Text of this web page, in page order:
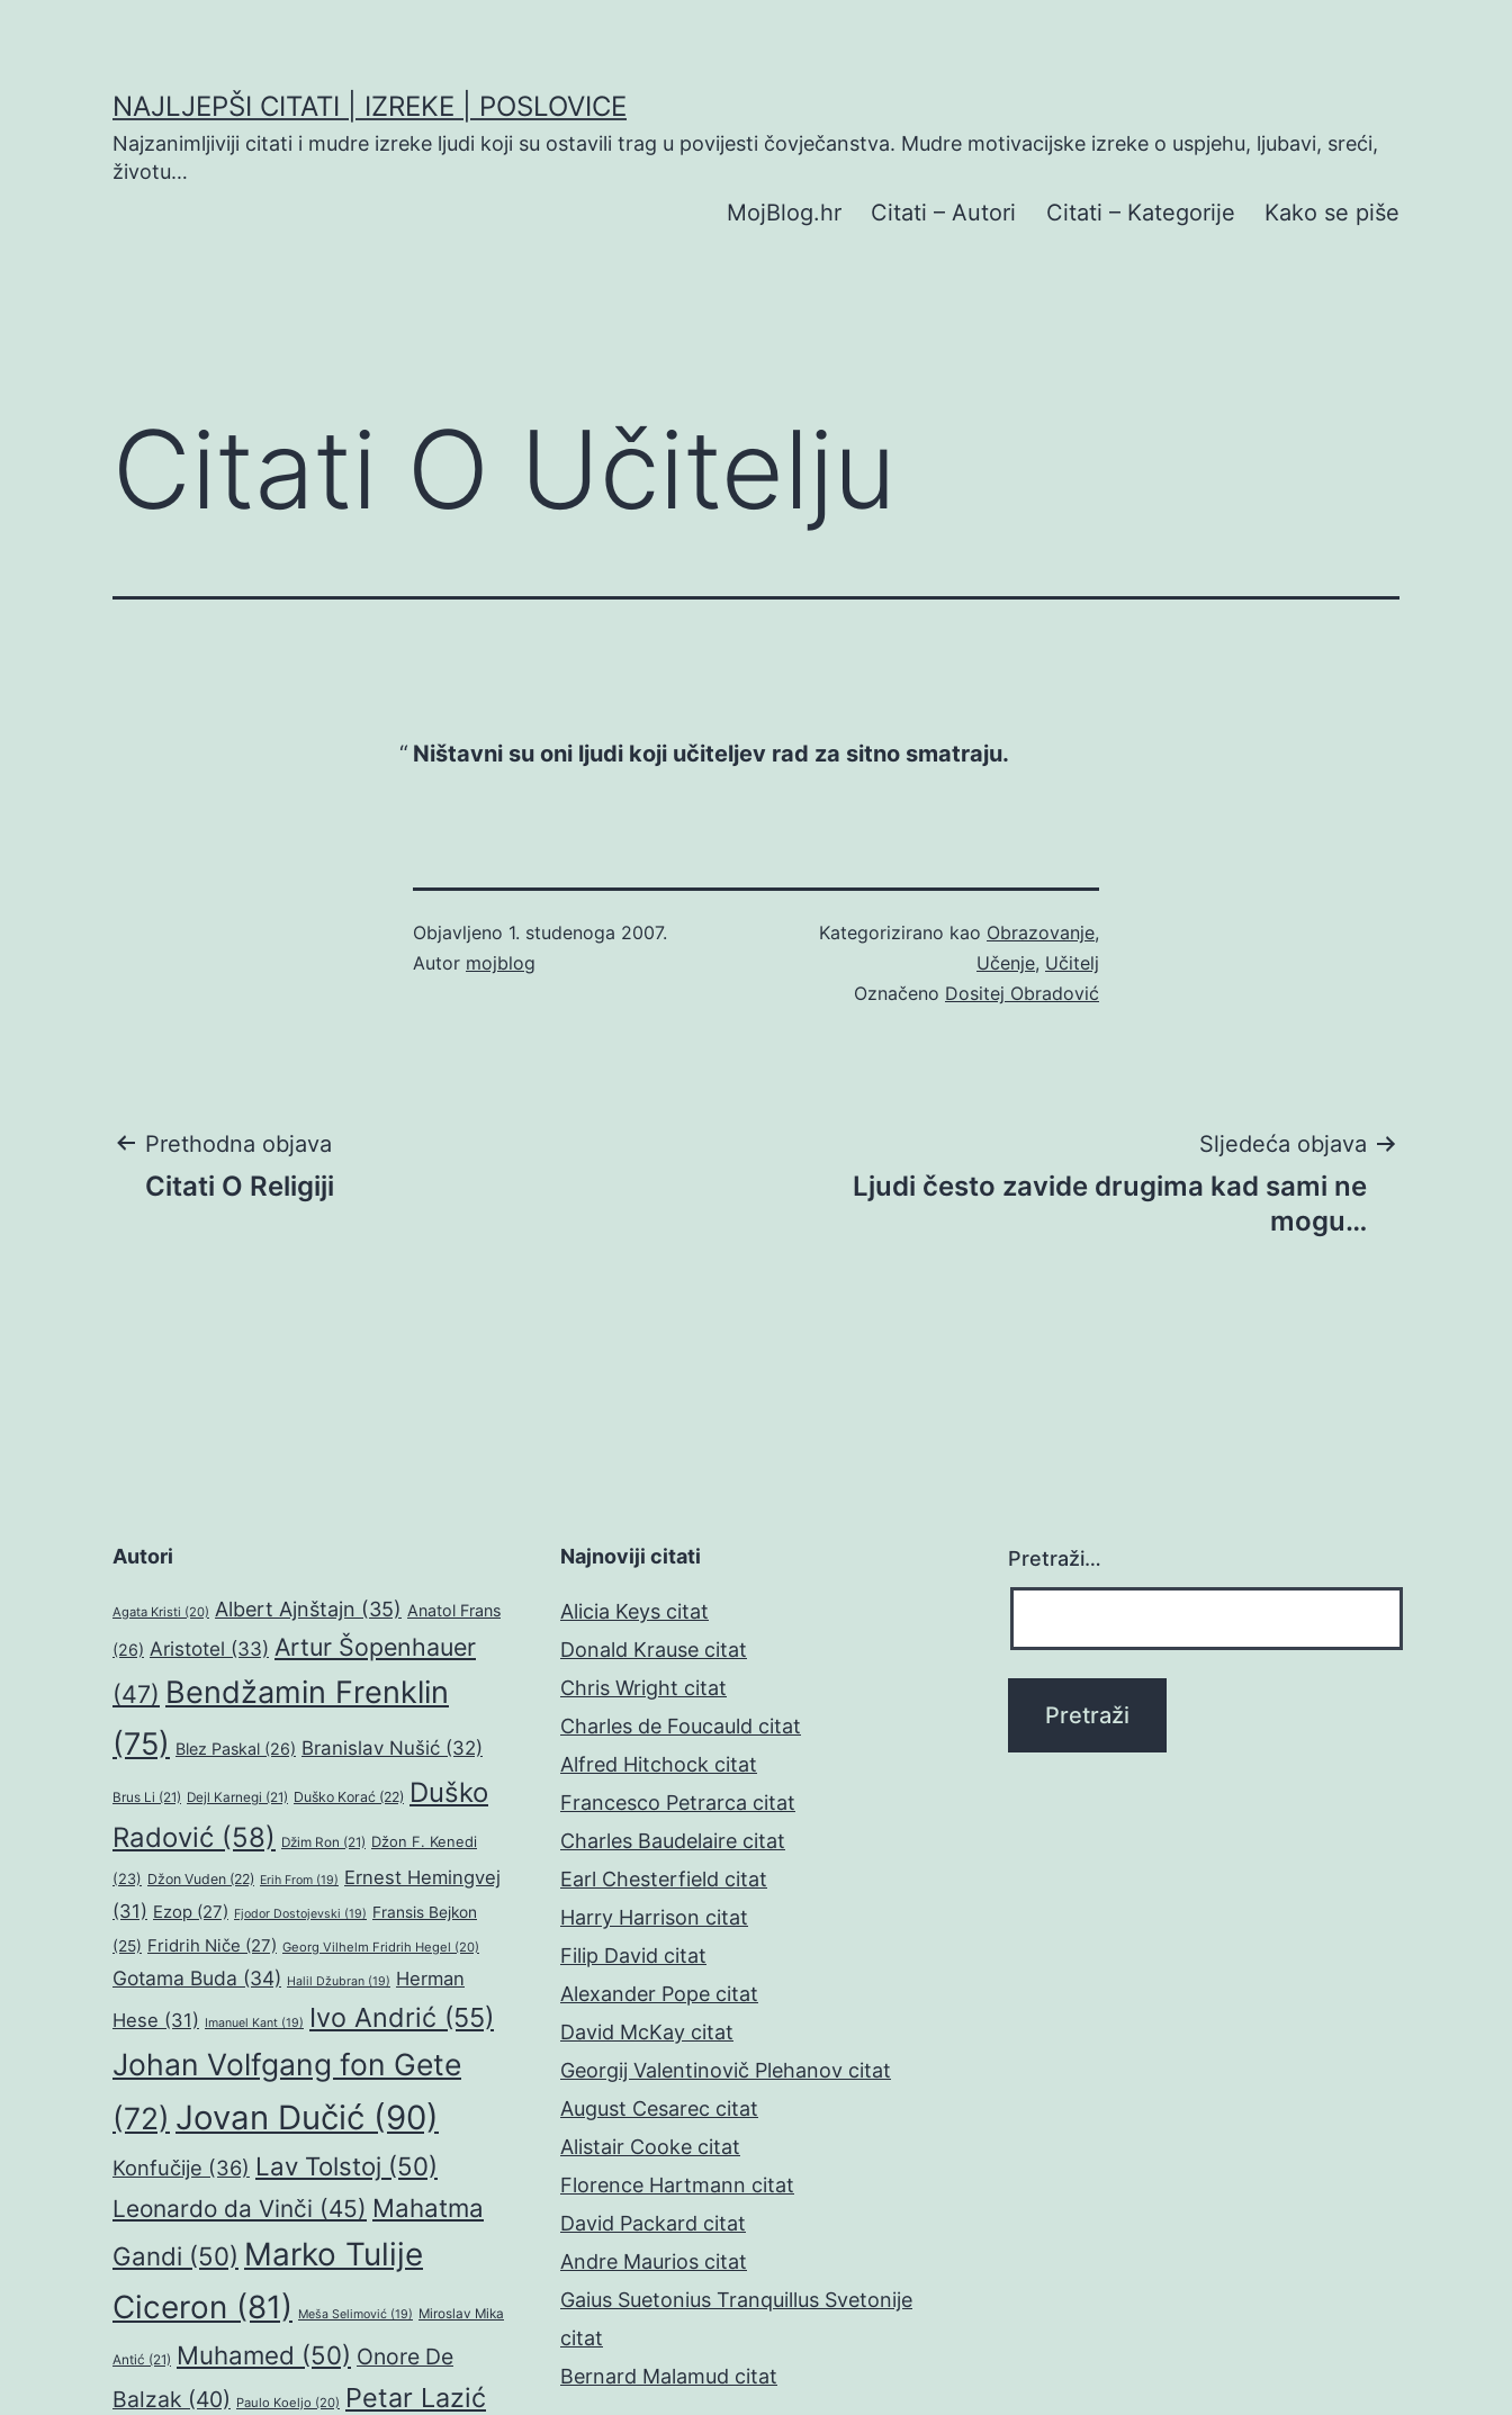
NAJLJEPŠI CITATI | IZREKE | POSLOVICE
Najzanimljiviji citati i mudre izreke ljudi koji su ostavili trag u povijesti čovječanstva. Mudre motivacijske izreke o uspjehu, ljubavi, sreći,
životu…
MojBlog.hr Citati – Autori Citati – Kategorije Kako se piše
Citati O Učitelju
Ništavni su oni ljudi koji učiteljev rad za sitno smatraju.
Objavljeno 1. studenoga 2007.
Autor mojblog
Kategorizirano kao Obrazovanje,
Učenje, Učitelj
Označeno Dositej Obradović
Navigacija
Prethodna objava
Citati O Religiji
Sljedeća objava
Ljudi često zavide drugima kad sami ne
mogu…
Autori
Agata Kristi (20) Albert Ajnštajn (35) Anatol Frans
(26) Aristotel (33) Artur Šopenhauer
(47) Bendžamin Frenklin
(75) Blez Paskal (26) Branislav Nušić (32)
Brus Li (21) Dejl Karnegi (21) Duško Korać (22) Duško
Radović (58) Džim Ron (21) Džon F. Kenedi
(23) Džon Vuden (22) Erih From (19) Ernest Hemingvej
(31) Ezop (27) Fjodor Dostojevski (19) Fransis Bejkon
(25) Fridrih Niče (27) Georg Vilhelm Fridrih Hegel (20)
Gotama Buda (34) Halil Džubran (19) Herman
Hese (31) Imanuel Kant (19) Ivo Andrić (55)
Johan Volfgang fon Gete
(72) Jovan Dučić (90)
Konfučije (36) Lav Tolstoj (50)
Leonardo da Vinči (45) Mahatma
Gandi (50) Marko Tulije
Ciceron (81) Meša Selimović (19) Miroslav Mika
Antić (21) Muhamed (50) Onore De
Balzak (40) Paulo Koeljo (20) Petar Lazić
Najnoviji citati
Alicia Keys citat
Donald Krause citat
Chris Wright citat
Charles de Foucauld citat
Alfred Hitchock citat
Francesco Petrarca citat
Charles Baudelaire citat
Earl Chesterfield citat
Harry Harrison citat
Filip David citat
Alexander Pope citat
David McKay citat
Georgij Valentinovič Plehanov citat
August Cesarec citat
Alistair Cooke citat
Florence Hartmann citat
David Packard citat
Andre Maurios citat
Gaius Suetonius Tranquillus Svetonije
citat
Bernard Malamud citat
Pretraži…